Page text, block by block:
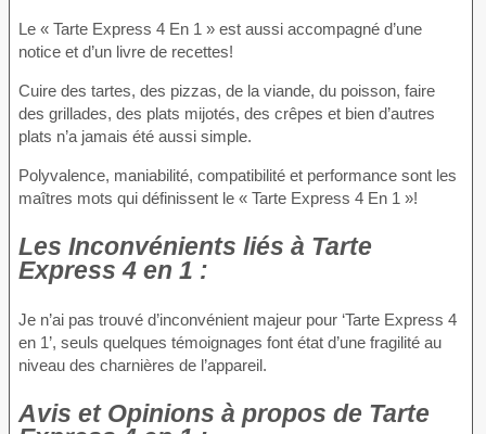
Le « Tarte Express 4 En 1 » est aussi accompagné d’une
notice et d’un livre de recettes!
Cuire des tartes, des pizzas, de la viande, du poisson, faire
des grillades, des plats mijotés, des crêpes et bien d’autres
plats n’a jamais été aussi simple.
Polyvalence, maniabilité, compatibilité et performance sont les
maîtres mots qui définissent le « Tarte Express 4 En 1 »!
Les Inconvénients liés à Tarte
Express 4 en 1 :
Je n’ai pas trouvé d’inconvénient majeur pour ‘Tarte Express 4
en 1’, seuls quelques témoignages font état d’une fragilité au
niveau des charnières de l’appareil.
Avis et Opinions à propos de Tarte